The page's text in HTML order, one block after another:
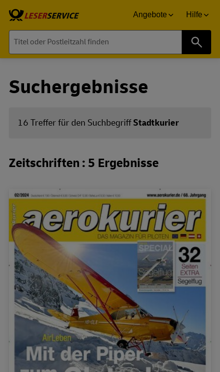
Angebote Hilfe
Suchergebnisse
16 Treffer für den SuchbegriffStadtkurier
Zeitschriften : 5 Ergebnisse